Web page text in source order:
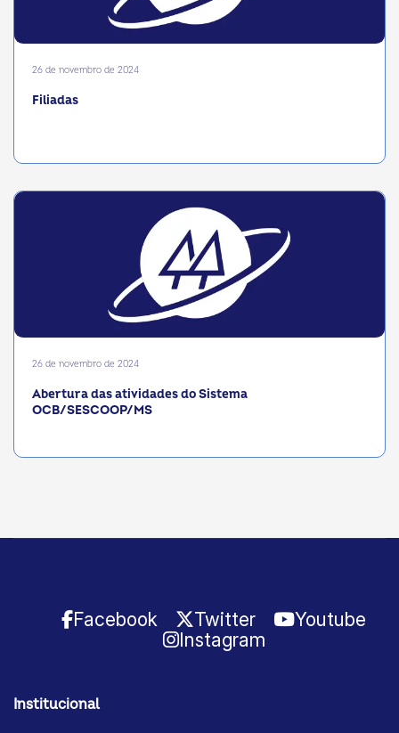
26 de novembro de 2024
Filiadas
26 de novembro de 2024
Abertura das atividades do Sistema
OCB/SESCOOP/MS
Facebook Twitter
Youtube
Instagram
Institucional